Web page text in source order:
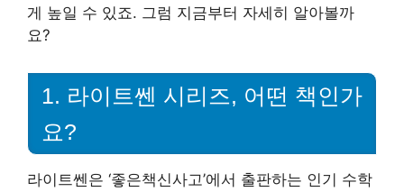
게 높일 수 있죠. 그럼 지금부터 자세히 알아볼까
요?
1. 라이트쎈 시리즈, 어떤 책인가
요?
라이트쎈은 ‘좋은책신사고’에서 출판하는 인기 수학